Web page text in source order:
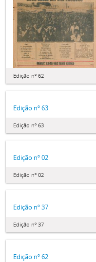
Edição nº 62
Edição nº 63
Edição nº 63
Edição nº 02
Edição nº 02
Edição nº 37
Edição nº 37
Edição nº 62